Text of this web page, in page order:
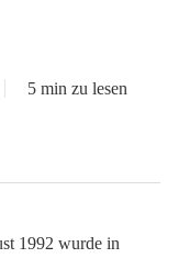
5 min zu lesen
1992 wurde in